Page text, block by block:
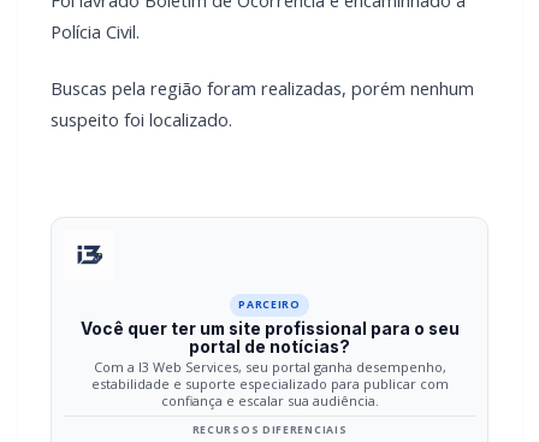
suspeito foi localizado.
Você quer ter um site profissional para o seu
Com a I3 Web Services, seu portal ganha desempenho,
confiança e escalar sua audiência.
RECURSOS DIFERENCIAIS
Site profissional para portal de notícias
Envios automatizados em mídias sociais